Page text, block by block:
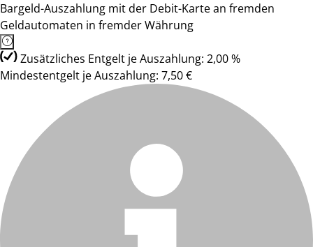
Bargeld-Auszahlung mit der Debit-Karte an fremden
Geldautomaten in fremder Währung
Zusätzliches Entgelt je Auszahlung: 2,00 %
Mindestentgelt je Auszahlung: 7,50 €